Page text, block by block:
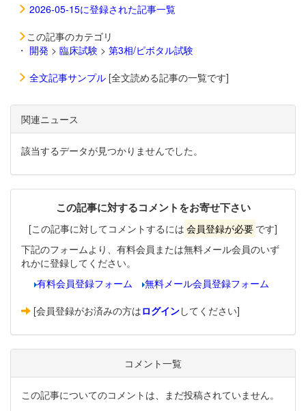
2026-05-15に登録された記事一覧
この記事のカテゴリ
・ 開発 > 臨床試験 > 第3相/ピボタル試験
全文記事サンプル [全文読める記事の一覧です]
関連ニュース
該当するデータが見つかりませんでした。
この記事に対するコメントをお寄せ下さい
[この記事に対してコメントするには 会員登録が必要 です]
下記のフォームより、有料会員または無料メール会員のいず
れかに登録してください。
有料会員登録フォーム
無料メール会員登録フォーム
[会員登録がお済みの方はログインしてください]
コメント一覧
この記事についてのコメントは、まだ投稿されていません。